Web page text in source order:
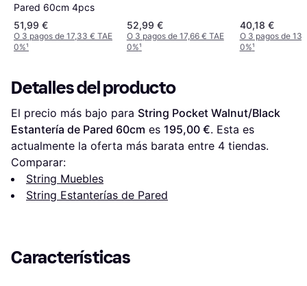
Pared 60cm 4pcs
51,99 €
O 3 pagos de 17,33 € TAE
0%¹
52,99 €
O 3 pagos de 17,66 € TAE
0%¹
40,18 €
O 3 pagos de
0%¹
Detalles del producto
El precio más bajo para String Pocket Walnut/Black
Estantería de Pared 60cm es 195,00 €. Esta es
actualmente la oferta más barata entre 4 tiendas.
Comparar:
String Muebles
String Estanterías de Pared
Características